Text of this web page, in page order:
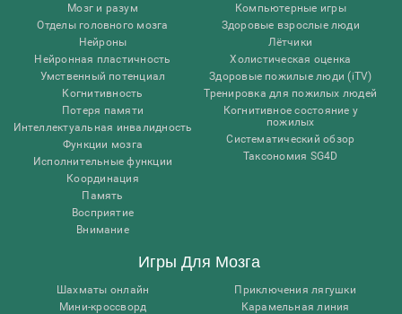
Мозг и разум
Отделы головного мозга
Нейроны
Нейронная пластичность
Умственный потенциал
Когнитивность
Потеря памяти
Интеллектуальная инвалидность
Функции мозга
Исполнительные функции
Координация
Память
Восприятие
Внимание
Компьютерные игры
Здоровые взрослые люди
Лётчики
Холистическая оценка
Здоровые пожилые люди (iTV)
Тренировка для пожилых людей
Когнитивное состояние у
пожилых
Систематический обзор
Таксономия SG4D
Игры Для Мозга
Шахматы онлайн
Мини-кроссворд
Приключения лягушки
Карамельная линия